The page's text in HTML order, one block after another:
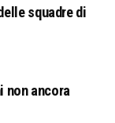
squadre di
non ancora